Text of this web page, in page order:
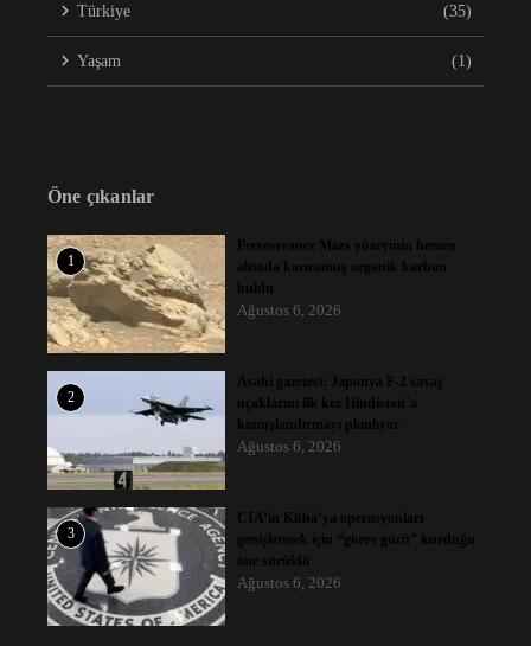
Türkiye (35)
Yaşam (1)
Öne çıkanlar
1
Perseverance Mars yüzeyinin hemen
altında korunmuş organik karbon
buldu
Ağustos 6, 2026
2
Asahi gazetesi: Japonya F-2 savaş
uçaklarını ilk kez Hindistan’a
konuşlandırmayı planlıyor
Ağustos 6, 2026
3
CIA’in Küba’ya operasyonları
genişletmek için “görev gücü” kurduğu
öne sürüldü
Ağustos 6, 2026